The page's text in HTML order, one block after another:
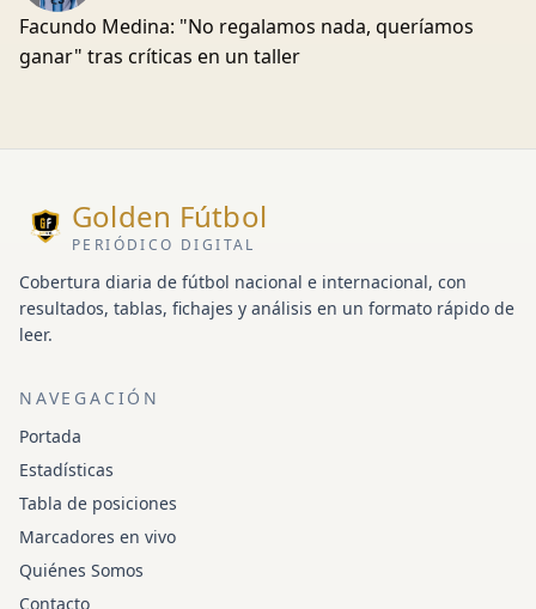
Facundo Medina: "No regalamos nada, queríamos
ganar" tras críticas en un taller
Golden Fútbol
PERIÓDICO DIGITAL
Cobertura diaria de fútbol nacional e internacional, con
resultados, tablas, fichajes y análisis en un formato rápido de
leer.
NAVEGACIÓN
Portada
Estadísticas
Tabla de posiciones
Marcadores en vivo
Quiénes Somos
Contacto